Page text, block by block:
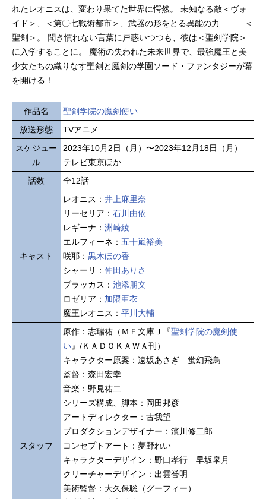
れたレオニスは、変わり果てた世界に愕然。 未知なる敵＜ヴォ
イド＞、＜第〇七戦術都市＞、武器の形をとる異能の力———＜
聖剣＞。 聞き慣れない言葉に戸惑いつつも、彼は＜聖剣学院＞
に入学することに。 魔術の失われた未来世界で、最強魔王と美
少女たちの織りなす聖剣と魔剣の学園ソード・ファンタジーが幕
を開ける！
作品名
聖剣学院の魔剣使い
放送形態
TVアニメ
スケジュー
ル
2023年10月2日（月）〜2023年12月18日（月）
テレビ東京ほか
話数
全12話
キャスト
レオニス： 井上麻里奈
リーセリア： 石川由依
レギーナ： 洲崎綾
エルフィーネ： 五十嵐裕美
咲耶： 黒木ほの香
シャーリ： 仲田ありさ
ブラッカス： 池添朋文
ロゼリア： 加隈亜衣
魔王レオニス： 平川大輔
スタッフ
原作：志瑞祐（ＭＦ文庫Ｊ『聖剣学院の魔剣使
い』/ＫＡＤＯＫＡＷＡ刊）
キャラクター原案：遠坂あさぎ 蛍幻飛鳥
監督：森田宏幸
音楽：野見祐二
シリーズ構成、脚本：岡田邦彦
アートディレクター：古我望
プロダクションデザイナー：濱川修二郎
コンセプトアート：夢野れい
キャラクターデザイン：野口孝行 早坂皐月
クリーチャーデザイン：出雲誉明
美術監督：大久保聡（グーフィー）